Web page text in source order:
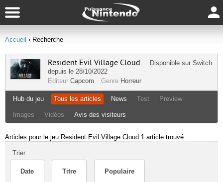
Accueil › Recherche
Resident Evil Village Cloud Disponible sur Switch
depuis le 28/10/2022
Editeur Capcom Genre Horreur
Hub du jeu Tous les articles News Test Preview
Images Vidéos Avis des visiteurs
Articles pour le jeu Resident Evil Village Cloud 1 article trouvé
Trier
Date Titre Populaire